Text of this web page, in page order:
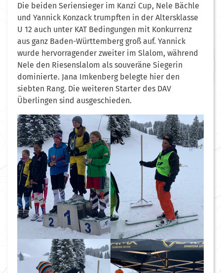
Die beiden Seriensieger im Kanzi Cup, Nele Bächle
und Yannick Konzack trumpften in der Altersklasse
U 12 auch unter KAT Bedingungen mit Konkurrenz
aus ganz Baden-Württemberg groß auf. Yannick
wurde hervorragender zweiter im Slalom, während
Nele den Riesenslalom als souveräne Siegerin
dominierte. Jana Imkenberg belegte hier den
siebten Rang. Die weiteren Starter des DAV
Überlingen sind ausgeschieden.